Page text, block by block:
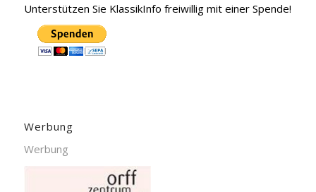
Unterstützen Sie KlassikInfo freiwillig mit einer Spende!
Werbung
Werbung